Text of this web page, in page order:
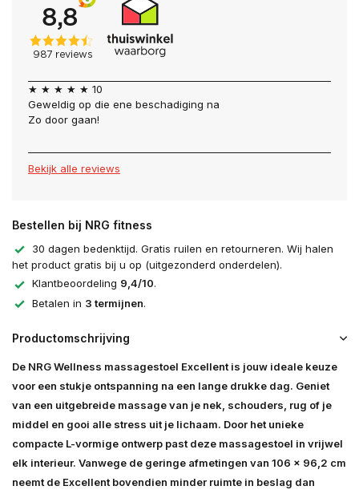
★ ★ ★ ★ ★ 10
Geweldig op die ene beschadiging na
Zo door gaan!
Bekijk alle reviews
Bestellen bij NRG fitness
30 dagen bedenktijd. Gratis ruilen en retourneren. Wij halen
het product gratis bij u op (uitgezonderd onderdelen).
Klantbeoordeling 9,4/10.
Betalen in 3 termijnen.
Productomschrijving
De NRG Wellness massagestoel Excellent is jouw ideale keuze
voor een stukje ontspanning na een lange drukke dag. Geniet
van een uitgebreide massage van je nek, schouders, rug of je
middel en gooi alle stress uit je lichaam. Door het unieke
compacte L-vormige ontwerp past deze massagestoel in vrijwel
elk interieur. Vanwege de geringe afmetingen van 106 x 96,2 cm
neemt de Excellent bovendien minder ruimte in beslag dan